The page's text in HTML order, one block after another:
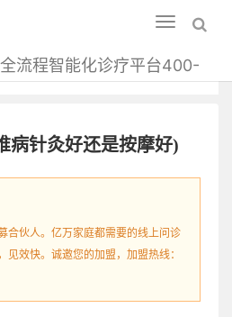
Toggle
navigation
流程智能化诊疗平台400-
病针灸好还是按摩好)
合伙人。亿万家庭都需要的线上问诊
见效快。诚邀您的加盟，加盟热线：